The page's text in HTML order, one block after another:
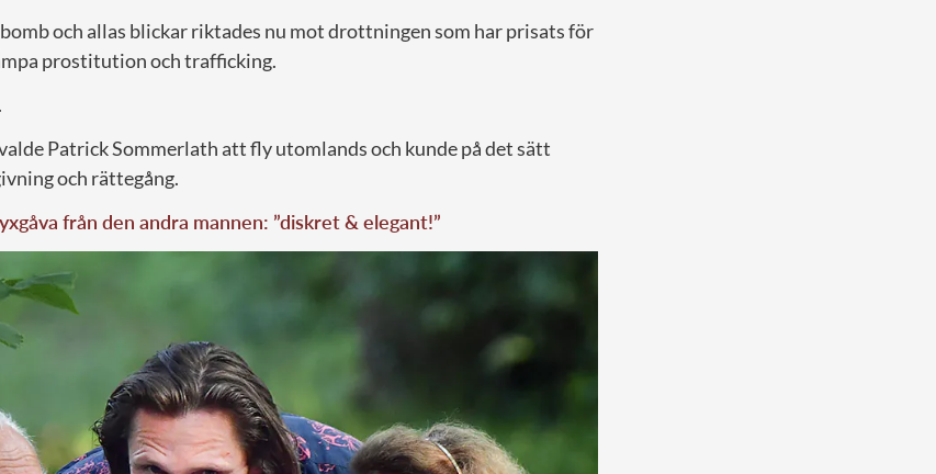
och allas blickar riktades nu mot drottningen som har prisats för
prostitution och trafficking.
Patrick Sommerlath att fly utomlands och kunde på det sätt
och rättegång.
från den andra mannen: ”diskret & elegant!”